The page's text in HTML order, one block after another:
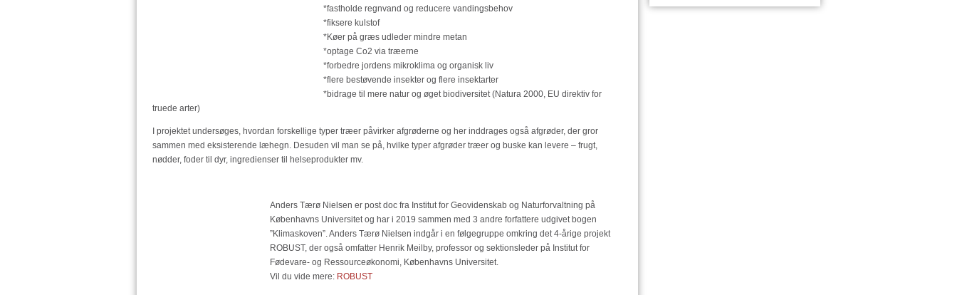
*fastholde regnvand og reducere vandingsbehov
*fiksere kulstof
*Køer på græs udleder mindre metan
*optage Co2 via træerne
*forbedre jordens mikroklima og organisk liv
*flere bestøvende insekter og flere insektarter
*bidrage til mere natur og øget biodiversitet (Natura 2000, EU direktiv for
truede arter)
I projektet undersøges, hvordan forskellige typer træer påvirker afgrøderne og her inddrages også afgrøder, der gror
sammen med eksisterende læhegn. Desuden vil man se på, hvilke typer afgrøder træer og buske kan levere – frugt,
nødder, foder til dyr, ingredienser til helseprodukter mv.
Anders Tærø Nielsen er post doc fra Institut for Geovidenskab og Naturforvaltning på
Københavns Universitet og har i 2019 sammen med 3 andre forfattere udgivet bogen
”Klimaskoven”. Anders Tærø Nielsen indgår i en følgegruppe omkring det 4-årige projekt
ROBUST, der også omfatter Henrik Meilby, professor og sektionsleder på Institut for
Fødevare- og Ressourceøkonomi, Københavns Universitet.
Vil du vide mere: ROBUST